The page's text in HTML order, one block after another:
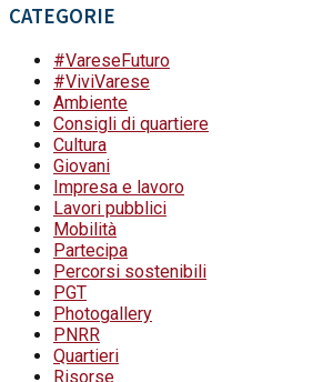
CATEGORIE
#VareseFuturo
#ViviVarese
Ambiente
Consigli di quartiere
Cultura
Giovani
Impresa e lavoro
Lavori pubblici
Mobilità
Partecipa
Percorsi sostenibili
PGT
Photogallery
PNRR
Quartieri
Risorse